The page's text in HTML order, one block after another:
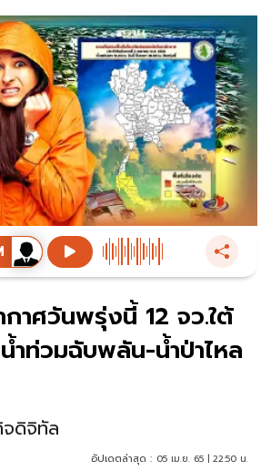
าศวันพรุ่งนี้ 12 จว.ใต้
ท่วมฉับพลัน-น้ำป่าไหล
จดิจิทัล
อัปเดตล่าสุด : 05 เม.ย. 65 | 22:50 น.